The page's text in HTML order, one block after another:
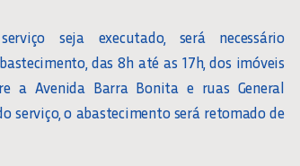
seja executado, será necessário
das 8h até as 17h, dos imóveis
a Avenida Barra Bonita e ruas General
serviço, o abastecimento será retomado de